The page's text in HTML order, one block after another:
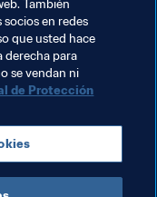
También
en redes
que usted hace
derecha para
se vendan ni
de Protección